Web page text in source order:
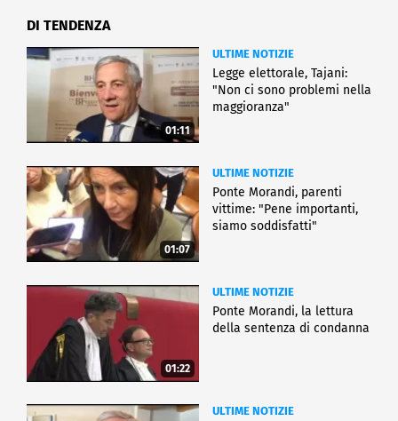
DI TENDENZA
01:11
ULTIME NOTIZIE
Legge elettorale, Tajani:
"Non ci sono problemi nella
maggioranza"
01:07
ULTIME NOTIZIE
Ponte Morandi, parenti
vittime: "Pene importanti,
siamo soddisfatti"
01:22
ULTIME NOTIZIE
Ponte Morandi, la lettura
della sentenza di condanna
ULTIME NOTIZIE